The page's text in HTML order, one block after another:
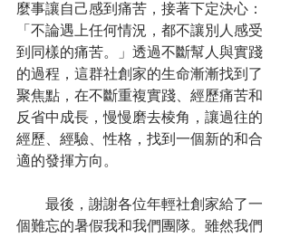
麼事讓自己感到痛苦，接著下定決心：
「不論遇上任何情況，都不讓別人感受
到同樣的痛苦。」透過不斷幫人與實踐
的過程，這群社創家的生命漸漸找到了
聚焦點，在不斷重複實踐、經歷痛苦和
反省中成長，慢慢磨去棱角，讓過往的
經歷、經驗、性格，找到一個新的和合
適的發揮方向。
最後，謝謝各位年輕社創家給了一
個難忘的暑假我和我們團隊。雖然我們